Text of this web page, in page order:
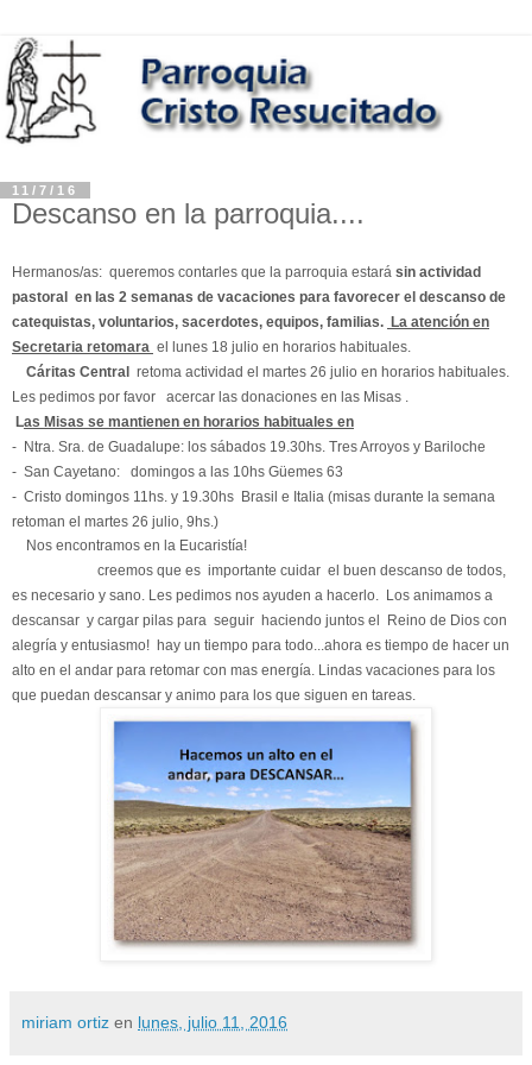
11/7/16
Descanso en la parroquia....
Hermanos/as: queremos contarles que la parroquia estará sin actividad
pastoral en las 2 semanas de vacaciones para favorecer el descanso de
catequistas, voluntarios, sacerdotes, equipos, familias. La atención en
Secretaria retomara el lunes 18 julio en horarios habituales.
Cáritas Central
retoma actividad el martes 26 julio en horarios habituales.
Les pedimos por favor acercar las donaciones en las Misas .
Las Misas se mantienen en horarios habituales en
- Ntra. Sra. de Guadalupe: los sábados 19.30hs. Tres Arroyos y Bariloche
- San Cayetano: domingos a las 10hs Güemes 63
- Cristo domingos 11hs. y 19.30hs Brasil e Italia (misas durante la semana
retoman el martes 26 julio, 9hs.)
Nos encontramos en la Eucaristía!
creemos que es importante cuidar el buen descanso de todos,
es necesario y sano. Les pedimos nos ayuden a hacerlo. Los animamos a
descansar y cargar pilas para seguir haciendo juntos el Reino de Dios con
alegría y entusiasmo! hay un tiempo para todo...ahora es tiempo de hacer un
alto en el andar para retomar con mas energía. Lindas vacaciones para los
que puedan descansar y animo para los que siguen en tareas.
miriam ortiz en lunes, julio 11, 2016